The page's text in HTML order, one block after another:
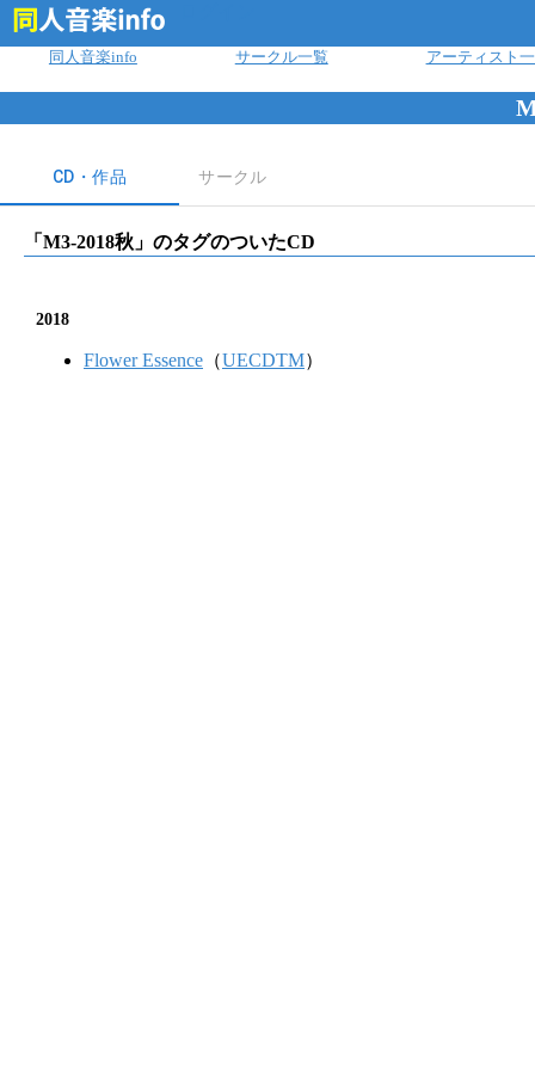
同人音楽info サークル一覧 アーティスト
CD・作品 サークル
「 M3-2018秋 」のタグのついたCD
2018
Flower Essence （UECDTM）